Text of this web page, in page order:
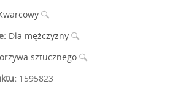
Dla mężczyzny
sztucznego
1595823